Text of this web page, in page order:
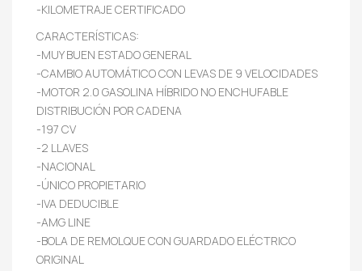
-KILOMETRAJE CERTIFICADO
CARACTERÍSTICAS:
-MUY BUEN ESTADO GENERAL
-CAMBIO AUTOMÁTICO CON LEVAS DE 9 VELOCIDADES
-MOTOR 2.0 GASOLINA HÍBRIDO NO ENCHUFABLE
DISTRIBUCIÓN POR CADENA
-197 CV
-2 LLAVES
-NACIONAL
-ÚNICO PROPIETARIO
-IVA DEDUCIBLE
-AMG LINE
-BOLA DE REMOLQUE CON GUARDADO ELÉCTRICO
ORIGINAL